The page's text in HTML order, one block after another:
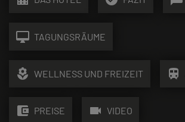
desktop_mac TAGUNGSRÄUME
local_florist WELLNESS UND FREIZEIT train
account_balance_wallet PREISE videocam VIDEO